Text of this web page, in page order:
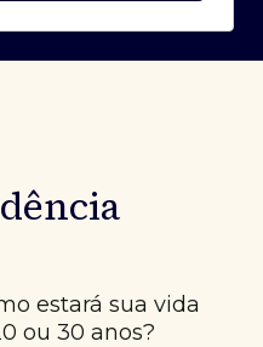
estará sua vida
ou 30 anos?